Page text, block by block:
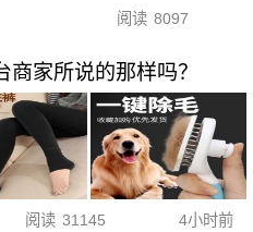
阅读 8097
家所说的那样吗？
阅读 31145 4小时前